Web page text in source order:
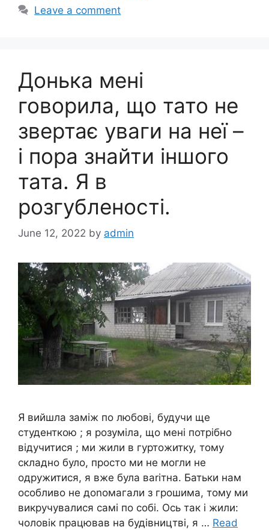
Leave a comment
Донька мені
говорила, що тато не
звертає уваги на неї –
і пора знайти іншого
тата. Я в
розгубленості.
June 12, 2022 by admin
Я вийшла заміж по любові, будучи ще
студенткою ; я розуміла, що мені потрібно
відучитися ; ми жили в гуртожитку, тому
складно було, просто ми не могли не
одружитися, я вже була ваrітна. Батьки нам
особливо не доnомагали з грошима, тому ми
викручувалися самі по собі. Ось так і жили:
чоловік працював на будівництві, я … Read